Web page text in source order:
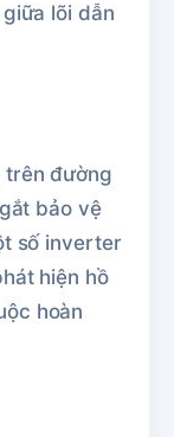
lõi dẫn
trên đường
bảo vệ
số inverter
hiện hồ
hoàn